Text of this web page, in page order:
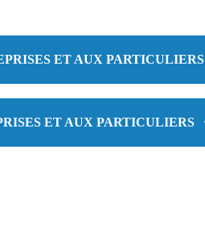
ET AUX PARTICULIERS
ET AUX PARTICULIERS